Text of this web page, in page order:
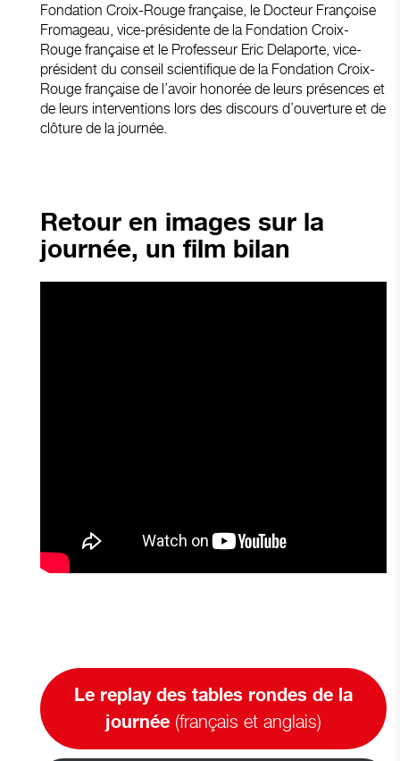
Fondation Croix-Rouge française, le Docteur Françoise
Fromageau, vice-présidente de la Fondation Croix-
Rouge française et le Professeur Eric Delaporte, vice-
président du conseil scientifique de la Fondation Croix-
Rouge française de l’avoir honorée de leurs présences et
de leurs interventions lors des discours d’ouverture et de
clôture de la journée.
Retour en images sur la
journée, un film bilan
Le replay des tables rondes de la
journée (français et anglais)